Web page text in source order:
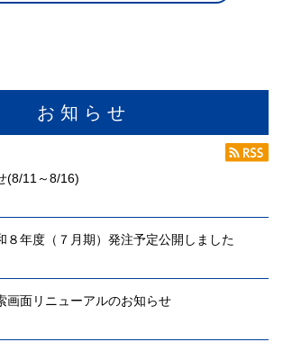
お 知 ら せ
(8/11～8/16)
８年度（７月期）発注予定公開しました
画面リニューアルのお知らせ